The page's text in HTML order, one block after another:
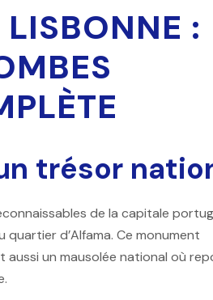
:
trésor
de la capitale
d’Alfama. Ce monument
aussi un mausolée national où